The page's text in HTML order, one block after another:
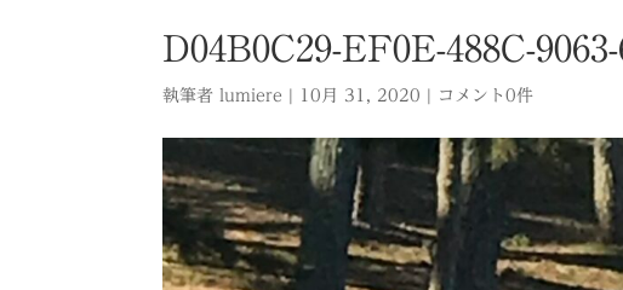
D04B0C29-EF0E-488C-
執筆者 lumiere 10月 31, 2020 コメント0件